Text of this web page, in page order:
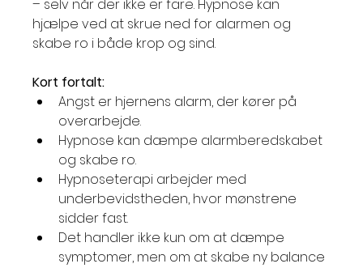
– selv når der ikke er fare. Hypnose kan
hjælpe ved at skrue ned for alarmen og
skabe ro i både krop og sind.
Kort fortalt:
Angst er hjernens alarm, der kører på
overarbejde.
Hypnose kan dæmpe alarmberedskabet
og skabe ro.
Hypnoseterapi arbejder med
underbevidstheden, hvor mønstrene
sidder fast.
Det handler ikke kun om at dæmpe
symptomer, men om at skabe ny balance